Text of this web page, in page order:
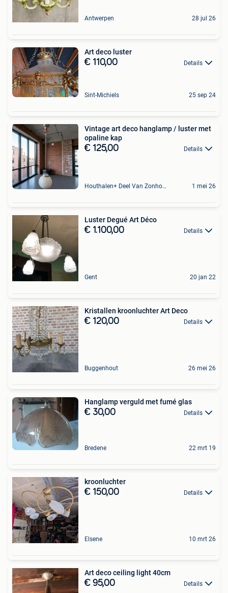
Antwerpen 28 jul 26
Art deco luster
€ 110,00 Details
Sint-Michiels 25 sep 24
Vintage art deco hanglamp / luster met
opaline kap
€ 125,00 Details
Houthalen+ Deel Van Zonhoven En Zolder 1 mei 26
Luster Degué Art Déco
€ 1.100,00 Details
Gent 20 jan 22
Kristallen kroonluchter Art Deco
€ 120,00 Details
Buggenhout 26 mei 26
Hanglamp verguld met fumé glas
€ 30,00 Details
Bredene 22 mrt 19
kroonluchter
€ 150,00 Details
Elsene 10 mrt 26
Art deco ceiling light 40cm
€ 95,00 Details